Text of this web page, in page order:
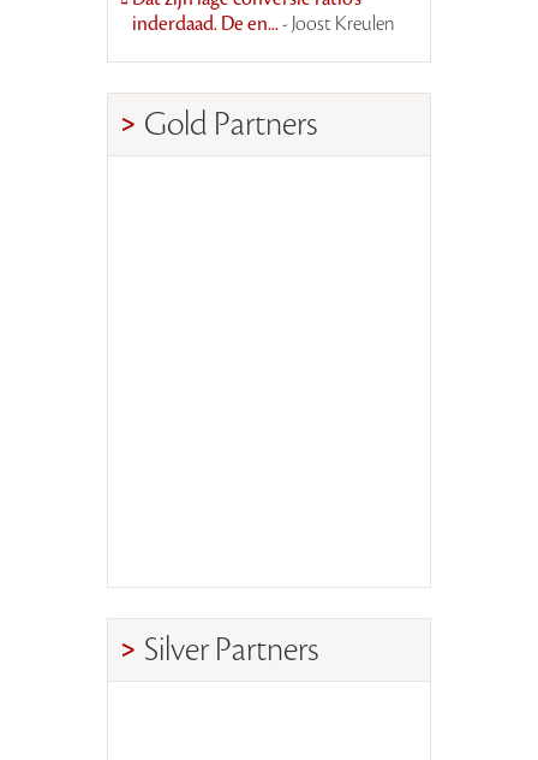
inderdaad. De en...- Joost Kreulen
Gold Partners
Silver Partners